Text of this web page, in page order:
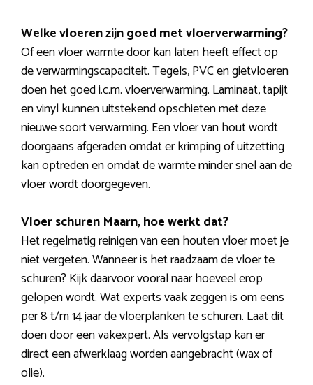
Welke vloeren zijn goed met vloerverwarming?
Of een vloer warmte door kan laten heeft effect op
de verwarmingscapaciteit. Tegels, PVC en gietvloeren
doen het goed i.c.m. vloerverwarming. Laminaat, tapijt
en vinyl kunnen uitstekend opschieten met deze
nieuwe soort verwarming. Een vloer van hout wordt
doorgaans afgeraden omdat er krimping of uitzetting
kan optreden en omdat de warmte minder snel aan de
vloer wordt doorgegeven.
Vloer schuren Maarn, hoe werkt dat?
Het regelmatig reinigen van een houten vloer moet je
niet vergeten. Wanneer is het raadzaam de vloer te
schuren? Kijk daarvoor vooral naar hoeveel erop
gelopen wordt. Wat experts vaak zeggen is om eens
per 8 t/m 14 jaar de vloerplanken te schuren. Laat dit
doen door een vakexpert. Als vervolgstap kan er
direct een afwerklaag worden aangebracht (wax of
olie).